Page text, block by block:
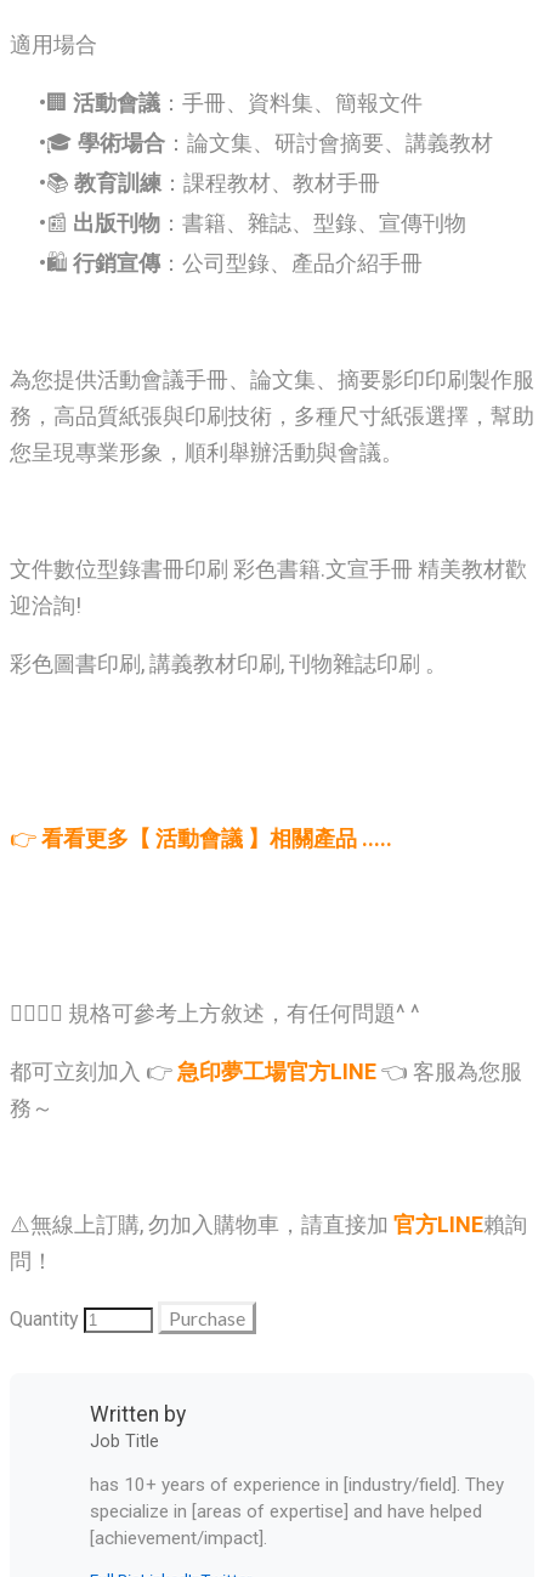
適用場合
🏢 活動會議 ：手冊、資料集、簡報文件
🎓 學術場合 ：論文集、研討會摘要、講義教材
📚 教育訓練 ：課程教材、教材手冊
📰 出版刊物 ：書籍、雜誌、型錄、宣傳刊物
🛍 行銷宣傳 ：公司型錄、產品介紹手冊
為您提供活動會議手冊、論文集、摘要影印印刷製作服
務，高品質紙張與印刷技術，多種尺寸紙張選擇，幫助
您呈現專業形象，順利舉辦活動與會議。
文件數位型錄書冊印刷 彩色書籍.文宣手冊 精美教材歡
迎洽詢!
彩色圖書印刷, 講義教材印刷, 刊物雜誌印刷 。
👉看看更多【 活動會議 】相關產品 .....
🙋‍♂️🙋‍♂️ 規格可參考上方敘述，有任何問題^ ^
都可立刻加入 👉急印夢工場官方LINE👈 客服為您服
務～
⚠️無線上訂購, 勿加入購物車，請直接加 官方LINE賴詢
問！
Quantity Purchase
Written by
Job Title
has 10+ years of experience in [industry/field]. They
specialize in [areas of expertise] and have helped
[achievement/impact].